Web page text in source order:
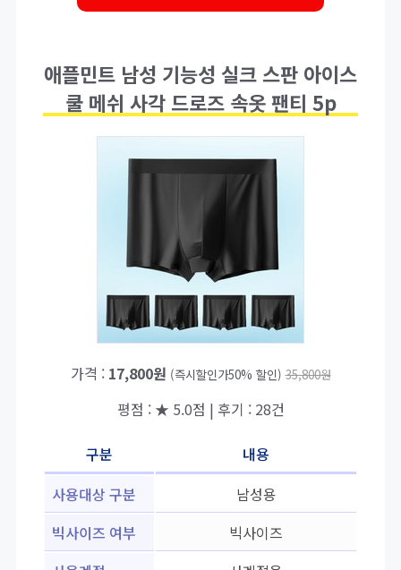
애플민트 남성 기능성 실크 스판 아이스
쿨 메쉬 사각 드로즈 속옷 팬티 5p
가격 : 17,800원 (즉시할인가50% 할인) 35,800원
평점 : ★ 5.0점 | 후기 : 28건
구분
내용
사용대상 구분
남성용
빅사이즈 여부
빅사이즈